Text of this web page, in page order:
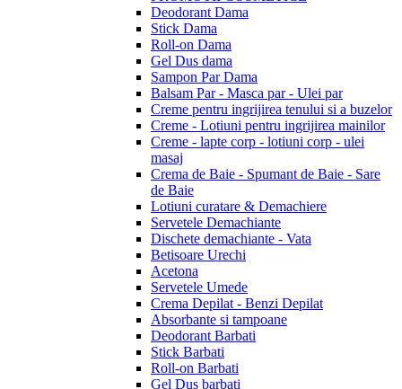
Deodorant Dama
Stick Dama
Roll-on Dama
Gel Dus dama
Sampon Par Dama
Balsam Par - Masca par - Ulei par
Creme pentru ingrijirea tenului si a buzelor
Creme - Lotiuni pentru ingrijirea mainilor
Creme - lapte corp - lotiuni corp - ulei
masaj
Crema de Baie - Spumant de Baie - Sare
de Baie
Lotiuni curatare & Demachiere
Servetele Demachiante
Dischete demachiante - Vata
Betisoare Urechi
Acetona
Servetele Umede
Crema Depilat - Benzi Depilat
Absorbante si tampoane
Deodorant Barbati
Stick Barbati
Roll-on Barbati
Gel Dus barbati